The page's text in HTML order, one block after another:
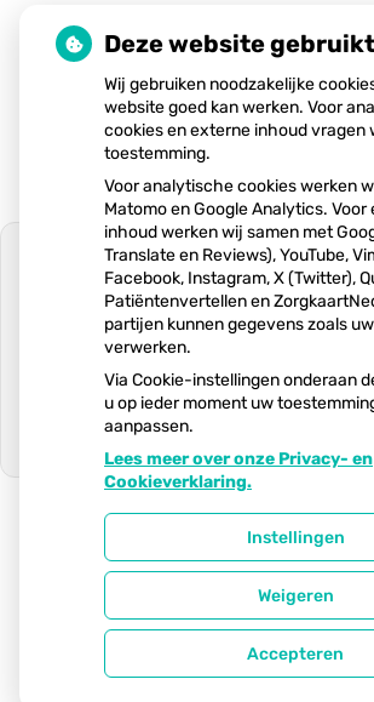
De praktijkondersteuner GGZ
problematiek) spreekuur op:
Afspraken bij haar uitsluitend via de
U heeft geen toestemming
voorexterne inhoud
te zien.
Cookie-instellingen
Uw Zorg Online|
Cookie-instellingen
Deze website
Wij gebruiken noodzakelijke
website goed kan werken. Voor
cookies en externe inhoud vragen
toestemming.
Voor analytische cookies werken
Matomo en Google Analytics. Voor
inhoud werken wij samen met
Translate en Reviews), YouTube,
Facebook, Instagram, X (Twitter),
Patiëntenvertellen en
partijen kunnen gegevens zoals
verwerken.
Via Cookie-instellingen onderaan
u op ieder moment uw
aanpassen.
Lees meer over onze Privacy- en
Cookieverklaring.
Instellingen
Weigeren
Accepteren